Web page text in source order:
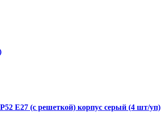
E27 (с решеткой) корпус серый (4 шт/уп)